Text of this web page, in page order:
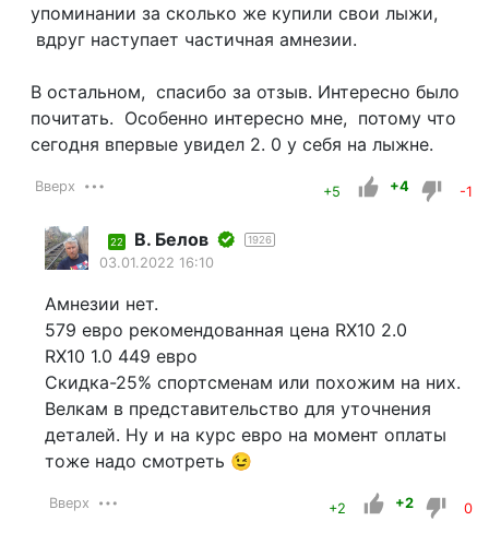
упоминании за сколько же купили свои лыжи,
вдруг наступает частичная амнезии.
В остальном, спасибо за отзыв. Интересно было
почитать. Особенно интересно мне, потому что
сегодня впервые увидел 2. 0 у себя на лыжне.
Вверх +5 +4 -1
22 В. Белов 1926
03.01.2022 16:10
Амнезии нет.
579 евро рекомендованная цена RX10 2.0
RX10 1.0 449 евро
Скидка-25% спортсменам или похожим на них.
Велкам в представительство для уточнения
деталей. Ну и на курс евро на момент оплаты
тоже надо смотреть 😉
Вверх +2 +2 0